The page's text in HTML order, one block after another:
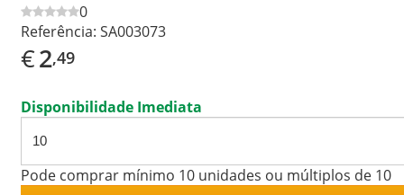
0
Referência: SA003073
€2,49
Disponibilidade Imediata
Pode comprar mínimo 10 unidades ou múltiplos de 10